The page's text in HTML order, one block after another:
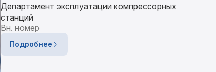
Департамент эксплуатации компрессорных
станций
Вн. номер
Подробнее